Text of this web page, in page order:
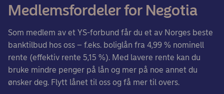
Medlemsfordeler for Negotia
Som medlem av et YS-forbund får du et av Norges beste
banktilbud hos oss – f.eks. boliglån fra 4,99 % nominell
rente (effektiv rente 5,15 %). Med lavere rente kan du
bruke mindre penger på lån og mer på noe annet du
ønsker deg. Flytt lånet til oss og få mer til overs.